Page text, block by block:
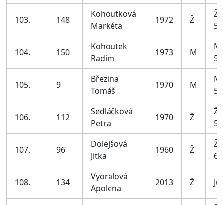
103. 148
Kohoutková
Markéta
1972 Ž
104. 150
Kohoutek
Radim
1973 M
105. 9
Březina
Tomáš
1970 M
106. 112
Sedláčková
Petra
1970 Ž
107. 96
Dolejšová
Jitka
1960 Ž
108. 134
Vyoralová
Apolena
2013 Ž